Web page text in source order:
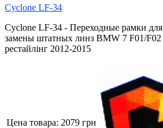
Cyclone LF-34
Cyclone LF-34 - Переходные рамки для
замены штатных линз BMW 7 F01/F02
рестайлінг 2012-2015
Цена товара: 2079 грн